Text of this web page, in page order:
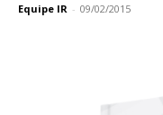
Equipe IR - 09/02/2015